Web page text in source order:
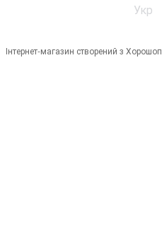
Укр
Інтернет-магазин створений з Хорошоп